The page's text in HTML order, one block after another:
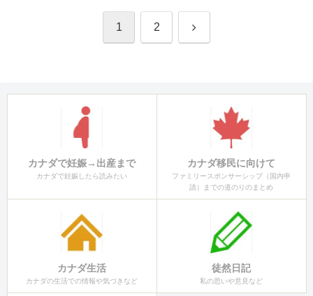
1 2 次
カナダで妊娠→出産まで
カナダで妊娠したら読みたい
カナダ移民に向けて
ファミリースポンサーシップ（国内申
請）までの道のりのまとめ
カナダ生活
カナダの生活での情報や気づきなど
徒然日記
私の思いや意見など